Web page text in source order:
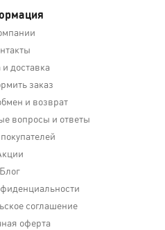
доставка
заказ
и возврат
вопросы и ответы
Блог
соглашение
оферта